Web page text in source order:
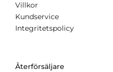
Villkor
Kundservice
Integritetspolicy
Återförsäljare